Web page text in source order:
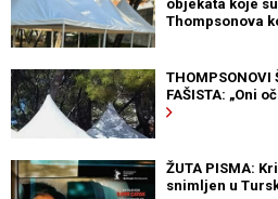
objekata koje
Thompsonova
THOMPSONOVI
FAŠISTA: „Oni
ŽUTA PISMA:
snimljen u